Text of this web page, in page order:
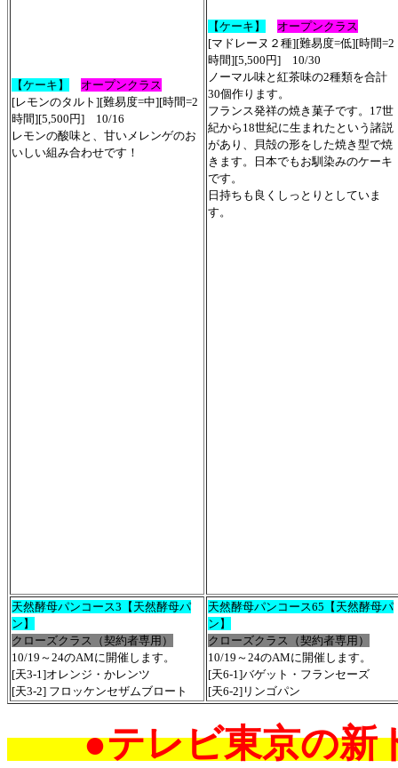
【ケーキ 】
オープンクラス
[レモンのタルト ][難易度=中][時間=2
時間][5,500円] 10/16
レモンの酸味と、甘いメレンゲのお
いしい組み合わせです！
【ケーキ 】
オープンクラス
[マドレーヌ２種][難易度=低][時間=2
時間][5,500円] 10/30
ノーマル味と紅茶味の2種類を合計
30個作ります。
フランス発祥の焼き菓子です。17世
紀から18世紀に生まれたという諸説
があり、貝殻の形をした焼き型で焼
きます。日本でもお馴染みのケーキ
です。
日持ちも良くしっとりとしていま
す。
天然酵母パンコース3【天然酵母パ
ン】
クローズクラス（契約者専用）
10/19～24のAMに開催します。
[天3-1]オレンジ・かレンツ
[天3-2] フロッケンセザムブロート
天然酵母パンコース65【天然酵母パ
ン】
クローズクラス（契約者専用）
10/19～24のAMに開催します。
[天6-1]バゲット・フランセーズ
[天6-2] リンゴパン
●テレビ東京の新ド